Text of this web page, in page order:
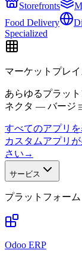
Storefronts
Food Delivery
Specialized
マーケットプレ
あらゆるプラッ
ネクタ — バージ
すべてのアプリ
カスタムアプリ
さい →
サービス
プラットフォーム
Odoo ERP